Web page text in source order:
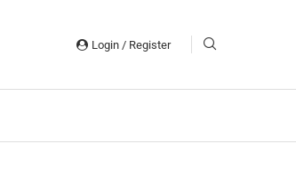
Login / Register